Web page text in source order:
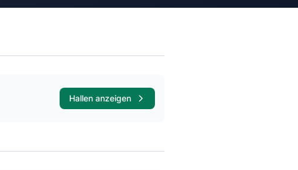
Hallen anzeigen